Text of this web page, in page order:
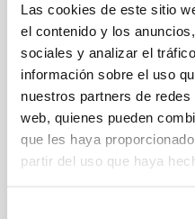
Las cookies de este sitio
el contenido y los
sociales y analizar el
información sobre el uso
nuestros partners de
web, quienes pueden
que les haya
partir del uso que haya
michoacanos en retorno
otros países y que se
Estado.
Los iraquíes que
encontraron con que
Oriente Mediolleva a
reconstrucción en Irak